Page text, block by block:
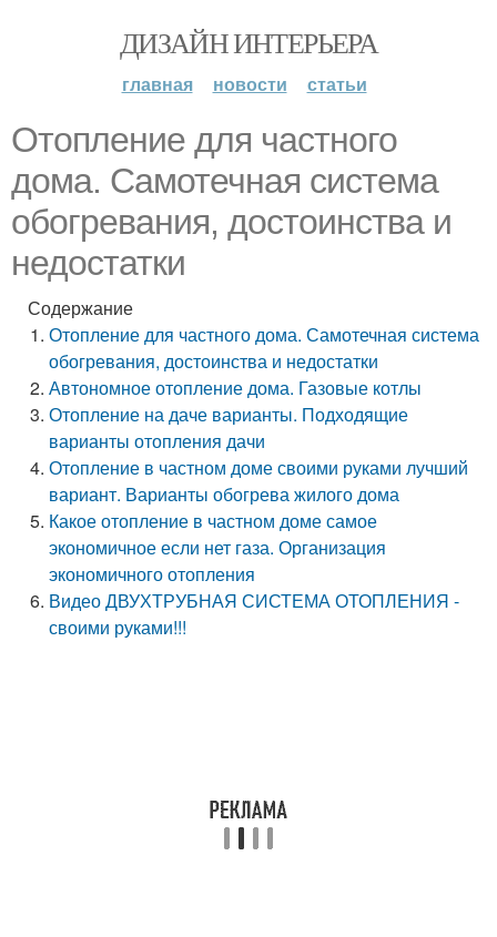
ДИЗАЙН ИНТЕРЬЕРА
главная новости статьи
Отопление для частного
дома. Самотечная система
обогревания, достоинства и
недостатки
Содержание
Отопление для частного дома. Самотечная система
обогревания, достоинства и недостатки
Автономное отопление дома. Газовые котлы
Отопление на даче варианты. Подходящие
варианты отопления дачи
Отопление в частном доме своими руками лучший
вариант. Варианты обогрева жилого дома
Какое отопление в частном доме самое
экономичное если нет газа. Организация
экономичного отопления
Видео ДВУХТРУБНАЯ СИСТЕМА ОТОПЛЕНИЯ -
своими руками!!!